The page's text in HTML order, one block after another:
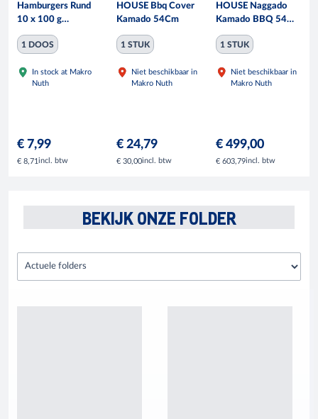
Hamburgers Rund
10 x 100 g
diepvries
1 DOOS
In stock at Makro
Nuth
€ 7,99
€ 8,71 incl. btw
HOUSE Bbq Cover
Kamado 54Cm
1 STUK
Niet beschikbaar in
Makro Nuth
€ 24,79
€ 30,00incl. btw
HOUSE Naggado
Kamado BBQ 54
cm mat zwart
1 STUK
Niet beschikbaar in
Makro Nuth
€ 499,00
€ 603,79incl. btw
BEKIJK ONZE FOLDER